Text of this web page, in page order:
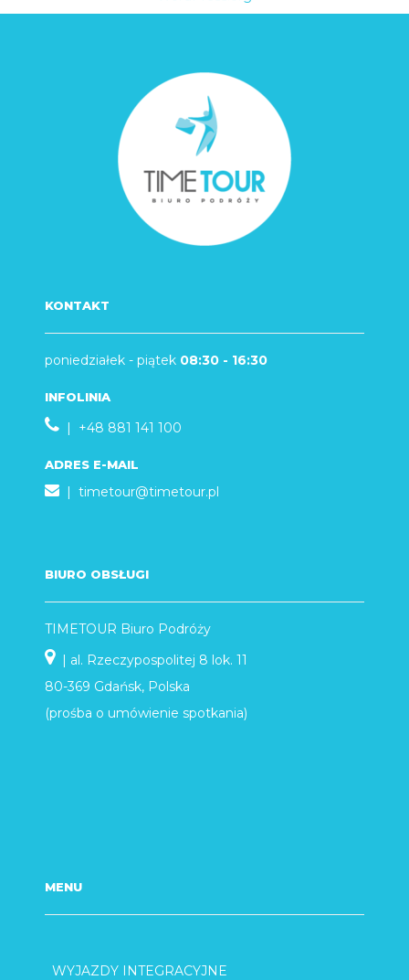
KONTAKT
poniedziałek - piątek 08:30 - 16:30
INFOLINIA
| +48 881 141 100
ADRES E-MAIL
| timetour@timetour.pl
BIURO OBSŁUGI
TIMETOUR Biuro Podróży
| al. Rzeczypospolitej 8 lok. 11
80-369 Gdańsk, Polska
(prośba o umówienie spotkania)
MENU
WYJAZDY INTEGRACYJNE